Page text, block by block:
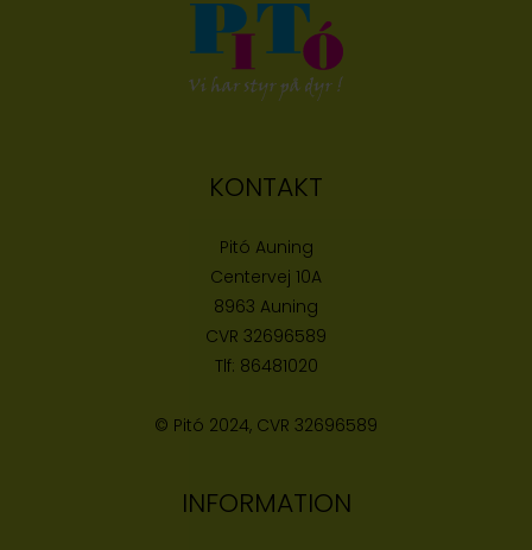
KONTAKT
Pitó Auning
Centervej 10A
8963 Auning
CVR 32696589
Tlf: 86481020
© Pitó 2024, CVR 32696589
INFORMATION